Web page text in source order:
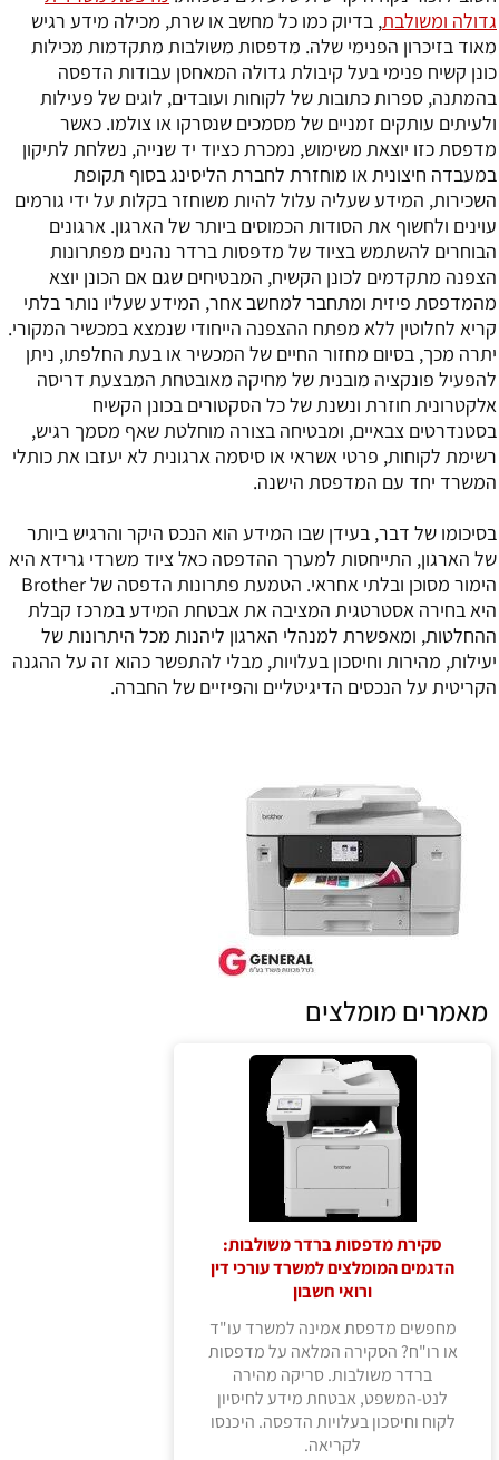
גדולה ומשולבת, בדיוק כמו כל מחשב או שרת, מכילה מידע רגיש
מאוד בזיכרון הפנימי שלה. מדפסות משולבות מתקדמות מכילות
כונן קשיח פנימי בעל קיבולת גדולה המאחסן עבודות הדפסה
בהמתנה, ספרות כתובות של לקוחות ועובדים, לוגים של פעילות
ולעיתים עותקים זמניים של מסמכים שנסרקו או צולמו. כאשר
מדפסת כזו יוצאת משימוש, נמכרת כציוד יד שנייה, נשלחת לתיקון
במעבדה חיצונית או מוחזרת לחברת הליסינג בסוף תקופת
השכירות, המידע שעליה עלול להיות משוחזר בקלות על ידי גורמים
עוינים ולחשוף את הסודות הכמוסים ביותר של הארגון. ארגונים
הבוחרים להשתמש בציוד של מדפסות ברדר נהנים מפתרונות
הצפנה מתקדמים לכונן הקשיח, המבטיחים שגם אם הכונן יוצא
מהמדפסת פיזית ומתחבר למחשב אחר, המידע שעליו נותר בלתי
קריא לחלוטין ללא מפתח ההצפנה הייחודי שנמצא במכשיר המקורי.
יתרה מכך, בסיום מחזור החיים של המכשיר או בעת החלפתו, ניתן
להפעיל פונקציה מובנית של מחיקה מאובטחת המבצעת דריסה
אלקטרונית חוזרת ונשנת של כל הסקטורים בכונן הקשיח
בסטנדרטים צבאיים, ומבטיחה בצורה מוחלטת שאף מסמך רגיש,
רשימת לקוחות, פרטי אשראי או סיסמה ארגונית לא יעזבו את כותלי
המשרד יחד עם המדפסת הישנה.
בסיכומו של דבר, בעידן שבו המידע הוא הנכס היקר והרגיש ביותר
של הארגון, התייחסות למערך ההדפסה כאל ציוד משרדי גרידא היא
הימור מסוכן ובלתי אחראי. הטמעת פתרונות הדפסה של Brother
היא בחירה אסטרטגית המציבה את אבטחת המידע במרכז קבלת
ההחלטות, ומאפשרת למנהלי הארגון ליהנות מכל היתרונות של
יעילות, מהירות וחיסכון בעלויות, מבלי להתפשר כהוא זה על ההגנה
הקריטית על הנכסים הדיגיטליים והפיזיים של החברה.
מאמרים מומלצים
סקירת מדפסות ברדר משולבות:
הדגמים המומלצים למשרד עורכי דין
ורואי חשבון
מחפשים מדפסת אמינה למשרד עו"ד
או רו"ח? הסקירה המלאה על מדפסות
ברדר משולבות. סריקה מהירה
לנט-המשפט, אבטחת מידע לחיסיון
לקוח וחיסכון בעלויות הדפסה. היכנסו
לקריאה.